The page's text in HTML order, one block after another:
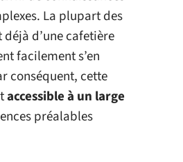
La plupart des
d’une cafetière
facilement s’en
conséquent, cette
accessible à un large
préalables